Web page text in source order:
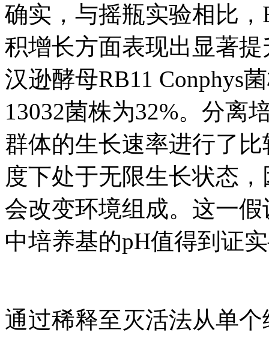
确实，与摇瓶实验相比，
积增长方面表现出显著
汉逊酵母RB11 Conphys
13032菌株为32%。分离
群体的生长速率进行了
度下处于无限生长状态
会改变环境组成。这一
中培养基的pH值得到证
通过稀释至灭活法从单